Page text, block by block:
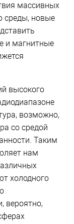
массивных
среды, новые
и магнитные
высокого
возможно,
со средой
Таким
нам
холодного
вероятно,